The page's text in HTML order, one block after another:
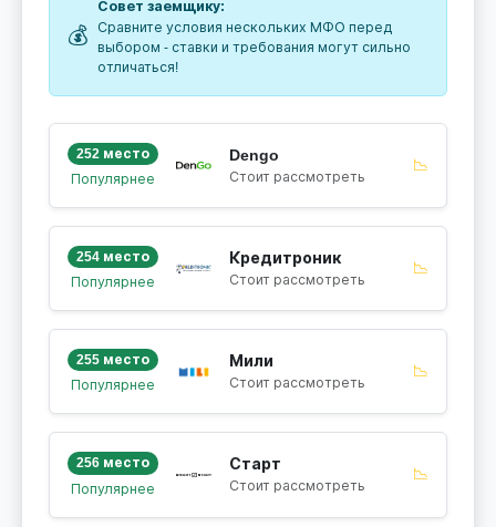
💰
Совет заемщику:
Сравните условия нескольких МФО перед
выбором - ставки и требования могут сильно
отличаться!
252 место
Популярнее
Dengo
Стоит рассмотреть
📉
254 место
Популярнее
Кредитроник
Стоит рассмотреть
📉
255 место
Популярнее
Мили
Стоит рассмотреть
📉
256 место
Популярнее
Старт
Стоит рассмотреть
📉